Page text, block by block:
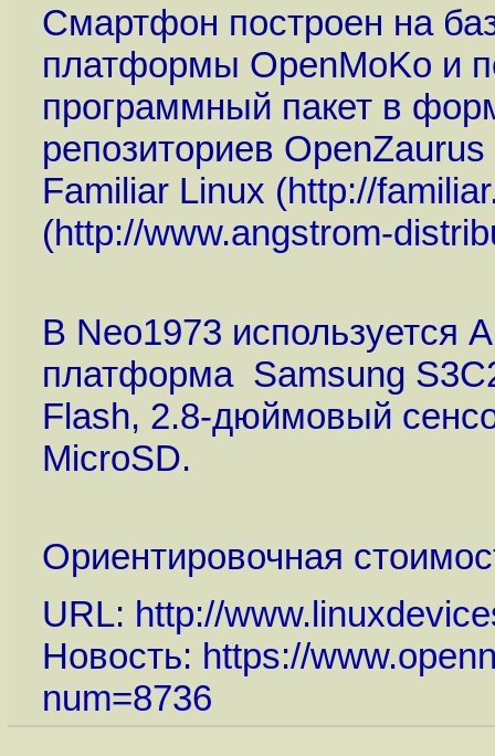
Смартфон построен на
платформы OpenMoKo и
программный пакет в
репозиториев OpenZaurus
Familiar Linux (http://
(http://www.angstrom-
В Neo1973 используется
платформа Samsung
Flash, 2.8-дюймовый
MicroSD.
Ориентировочная
URL: http://
Новость: https://
num=8736